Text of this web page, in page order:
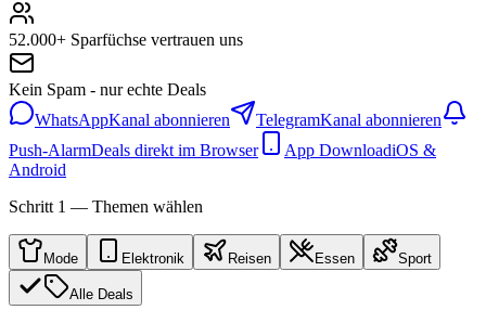
52.000+ Sparfüchse vertrauen uns
Kein Spam - nur echte Deals
WhatsAppKanal abonnieren TelegramKanal abonnieren
Push-AlarmDeals direkt im Browser App DownloadiOS &
Android
Schritt 1 — Themen wählen
Mode Elektronik Reisen Essen Sport
Alle Deals